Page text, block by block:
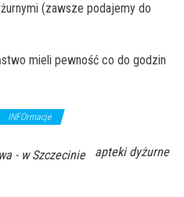
(zawsze podajemy do
mieli pewność co do godzin
INFOrmacje
- w Szczecinie
apteki dyżurne